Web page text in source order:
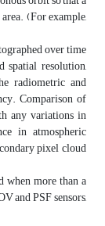
(For example,
over time
spatial resolution,
radiometric and
Comparison of
any variations in
in atmospheric
pixel cloud
when more than a
and PSF sensors,